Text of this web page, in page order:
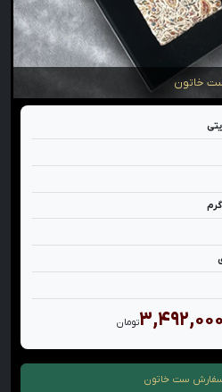
خاتون
۳,۴۹۲,۰۰۰تومان
ست خاتون